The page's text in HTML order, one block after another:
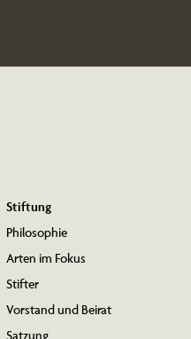
Stiftung
Philo­sophie
Arten im Fokus
Stifter
Vorstand und Beirat
Satzung